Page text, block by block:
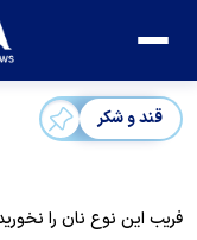
قند و شکر
فریب این نوع نان را